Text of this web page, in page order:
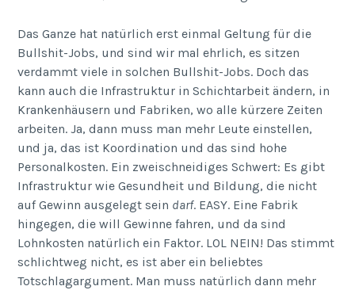
Das Ganze hat natürlich erst einmal Geltung für die
Bullshit-Jobs, und sind wir mal ehrlich, es sitzen
verdammt viele in solchen Bullshit-Jobs. Doch das
kann auch die Infrastruktur in Schichtarbeit ändern, in
Krankenhäusern und Fabriken, wo alle kürzere Zeiten
arbeiten. Ja, dann muss man mehr Leute einstellen,
und ja, das ist Koordination und das sind hohe
Personalkosten. Ein zweischneidiges Schwert: Es gibt
Infrastruktur wie Gesundheit und Bildung, die nicht
auf Gewinn ausgelegt sein darf. EASY. Eine Fabrik
hingegen, die will Gewinne fahren, und da sind
Lohnkosten natürlich ein Faktor. LOL NEIN! Das stimmt
schlichtweg nicht, es ist aber ein beliebtes
Totschlagargument. Man muss natürlich dann mehr